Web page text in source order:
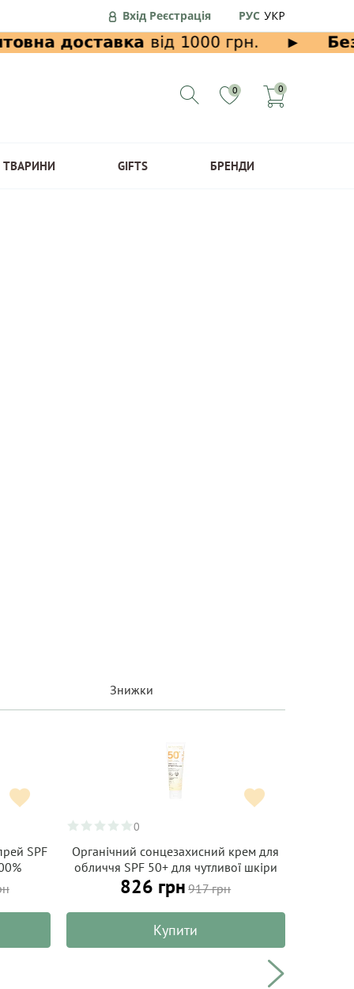
Вхід Реєстрація РУС УКР
0 0
ТВАРИНИ GIFTS БРЕНДИ
Знижки
SPF
Sun
0
Органічний сонцезахисний крем для
обличчя SPF 50+ для чутливої шкіри
ALPHANOVA Organic Sun 50 г
826 грн 917 грн
Купити